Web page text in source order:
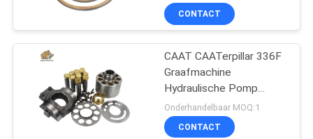
CONTACTEER
ONS
NIEUWS
GEVALLEN
vervanging
CONTACT
CAAT CAATerpillar 336F
Graafmachine
Hydraulische Pomp
Onderdeel Kolven
Cylinder Block Seal Kit Op
voorraad Voor reparatie
Onderhandelbaar MOQ:1
CONTACT